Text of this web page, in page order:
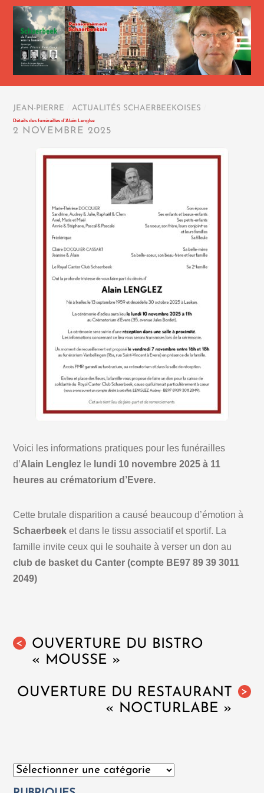
JEAN-PIERRE ACTUALITÉS SCHAERBEEKOISES
Détails des funérailles d’Alain Lenglez
2 NOVEMBRE 2025
Voici les informations pratiques pour les funérailles
d’Alain Lenglez le lundi 10 novembre 2025 à 11
heures au crématorium d’Evere.
Cette brutale disparition a causé beaucoup d’émotion à
Schaerbeek et dans le tissu associatif et sportif. La
famille invite ceux qui le souhaite à verser un don au
club de basket du Canter (compte BE97 89 39 3011
2049)
<
OUVERTURE DU BISTRO
« MOUSSE »
>
OUVERTURE DU RESTAURANT
« NOCTURLABE »
Catégories